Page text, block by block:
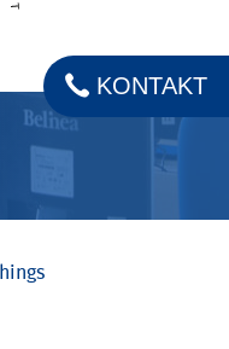
KONTAKT